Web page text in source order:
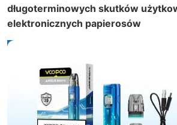
długoterminowych skutków
elektronicznych papierosów